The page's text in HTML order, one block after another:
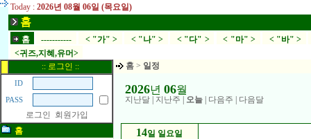
Today : 2026년 08월 06일 (목요일)
홈
홈 ----------- < "가" > < "나" > < "다" > < "마" > < "바" >
<귀즈,지혜,유머>
:: 로그인 ::
ID
PASS
로그인
회원가입
홈
홈 > 일정
2026년 06월
지난달 지난주 오늘 다음주 다음달
14일 일요일